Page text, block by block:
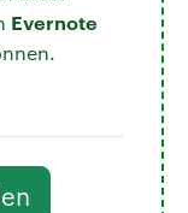
Evernote